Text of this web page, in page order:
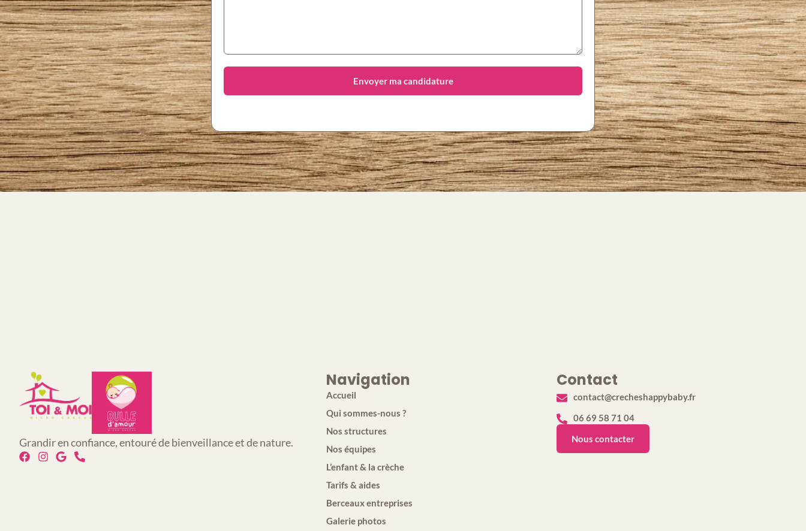
Envoyer ma candidature
Grandir en confiance, entouré de bienveillance et de nature.
Navigation
Accueil
Qui sommes-nous ?
Nos structures
Nos équipes
L’enfant & la crèche
Tarifs & aides
Berceaux entreprises
Galerie photos
Contact
contact@crecheshappybaby.fr
06 69 58 71 04
Nous contacter